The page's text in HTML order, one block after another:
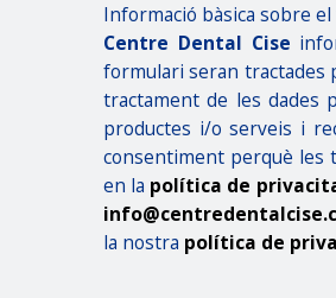
Informació bàsica sobre
Centre Dental Cise
formulari seran tractades
tractament de les dades
productes i/o serveis i
consentiment perquè les
en la política de
la nostra política de